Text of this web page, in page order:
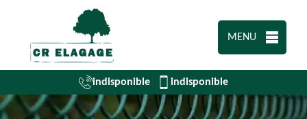
MENU
indisponible indisponible